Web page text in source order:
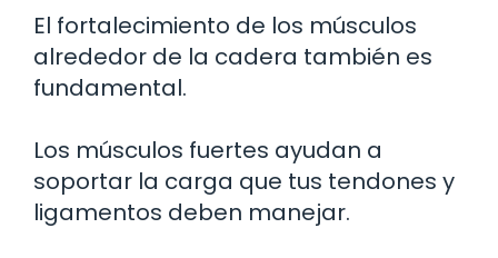
El fortalecimiento de los músculos
alrededor de la cadera también es
fundamental.
Los músculos fuertes ayudan a
soportar la carga que tus tendones y
ligamentos deben manejar.